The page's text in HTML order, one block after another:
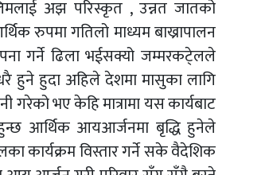
अझ परिस्कृत , उन्नत जातको
रुपमा गतिलो माध्यम बाख्रापालन
गर्ने ढिला भईसक्यो जम्मरकटे्लले
हुने हुदा अहिले देशमा मासुका लागि
गरेको भए केहि मात्रामा यस कार्यबाट
आर्थिक आयआर्जनमा बृद्धि हुनेले
कार्यक्रम विस्तार गर्ने सके वैदेशिक